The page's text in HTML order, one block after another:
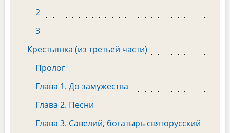
2
3
Крестьянка (из третьей части)
Пролог
Глава 1. До замужества
Глава 2. Песни
Глава 3. Савелий, богатырь святорусский